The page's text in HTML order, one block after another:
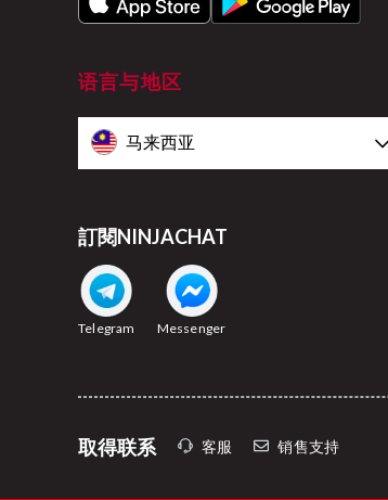
语言与地区
马来西亚
訂閱NINJACHAT
Telegram Messenger
取得联系 客服 销售支持